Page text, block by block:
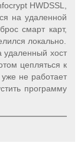
HWDSSL,
на удаленной
смарт карт,
локально.
удаленный хост
цепляться к
не работает
программу